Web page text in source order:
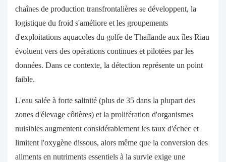
chaînes de production transfrontalières se développent, la
logistique du froid s'améliore et les groupements
d'exploitations aquacoles du golfe de Thaïlande aux îles Riau
évoluent vers des opérations continues et pilotées par les
données. Dans ce contexte, la détection représente un point
faible.
L'eau salée à forte salinité (plus de 35 dans la plupart des
zones d'élevage côtières) et la prolifération d'organismes
nuisibles augmentent considérablement les taux d'échec et
limitent l'oxygène dissous, alors même que la conversion des
aliments en nutriments essentiels à la survie exige une